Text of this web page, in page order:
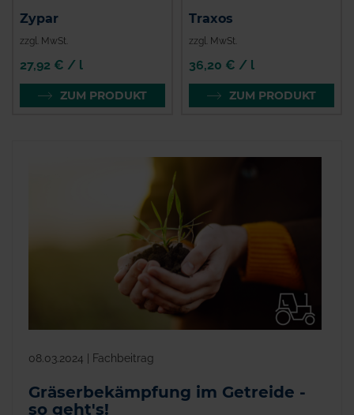
Zypar
zzgl. MwSt.
27,92 € / l
ZUM PRODUKT
Traxos
zzgl. MwSt.
36,20 € / l
ZUM PRODUKT
08.03.2024 | Fachbeitrag
Gräserbekämpfung im Getreide -
so geht's!